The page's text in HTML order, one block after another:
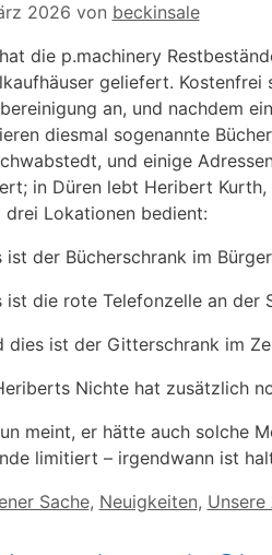
2026 von beckinsale
die p.machinery
geliefert.
an, und nachdem
diesmal sogenannte
und einige
in Düren lebt Heribert
drei Lokationen bedient:
ist der Bücherschrank im
ist die rote Telefonzelle an der
dies ist der Gitterschrank im
Nichte hat zusätzlich
meint, er hätte auch solche
limitiert – irgendwann ist
Sache, Neuigkeiten, Unsere